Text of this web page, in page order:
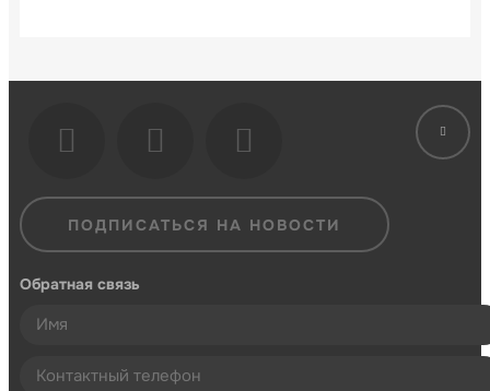
ПОДПИСАТЬСЯ НА НОВОСТИ
Обратная связь